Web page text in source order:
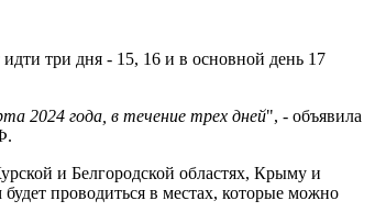
три дня - 15, 16 и в основной день 17
2024 года, в течение трех дней", - объявила
и Белгородской областях, Крыму и
проводиться в местах, которые можно